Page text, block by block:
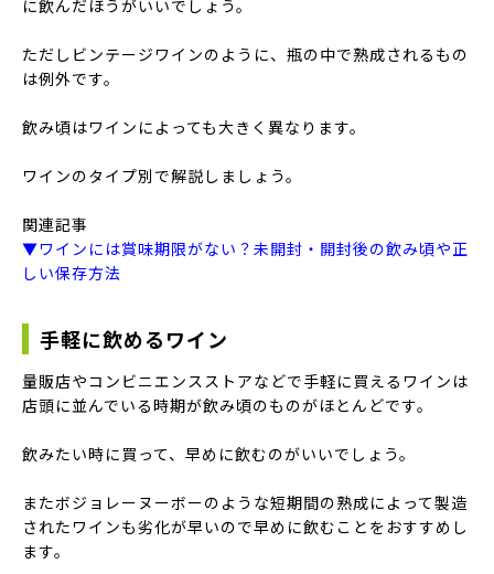
に飲んだほうがいいでしょう。
ただしビンテージワインのように、瓶の中で熟成されるもの
は例外です。
飲み頃はワインによっても大きく異なります。
ワインのタイプ別で解説しましょう。
関連記事
▼ワインには賞味期限がない？未開封・開封後の飲み頃や正
しい保存方法
手軽に飲めるワイン
量販店やコンビニエンスストアなどで手軽に買えるワインは
店頭に並んでいる時期が飲み頃のものがほとんどです。
飲みたい時に買って、早めに飲むのがいいでしょう。
またボジョレーヌーボーのような短期間の熟成によって製造
されたワインも劣化が早いので早めに飲むことをおすすめし
ます。